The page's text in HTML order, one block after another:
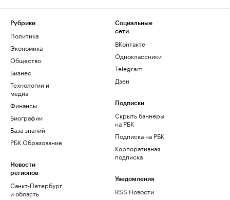
Рубрики
Политика
Экономика
Общество
Бизнес
Технологии и
медиа
Финансы
Биографии
База знаний
РБК Образование
Новости
регионов
Санкт-Петербург
и область
Социальные
сети
ВКонтакте
Одноклассники
Telegram
Дзен
Подписки
Скрыть баннеры
на РБК
Подписка на РБК
Корпоративная
подписка
Уведомления
RSS Новости